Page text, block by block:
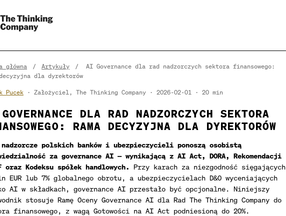
główna / Artykuły /
AI Governance dla rad nadzorczych sektora finansowego:
decyzyjna dla dyrektorów
Pucek · Założyciel, The Thinking Company 2026-02-01 20 min
DLA RAD NADZORCZYCH SEKTORA
RAMA DECYZYJNA DLA DYREKTORÓW
nadzorcze polskich banków i ubezpieczycieli ponoszą osobistą
za governance AI — wynikającą z AI Act, DORA, Rekomendacji
oraz Kodeksu spółek handlowych. Przy karach za niezgodność sięgających
EUR lub 7% globalnego obrotu, a ubezpieczycielach D&O wyceniających
AI w składkach, governance AI przestało być opcjonalne. Niniejszy
stosuje Ramę Oceny Governance AI dla Rad The Thinking Company do
finansowego, z wagą Gotowości na AI Act podniesioną do 20%.